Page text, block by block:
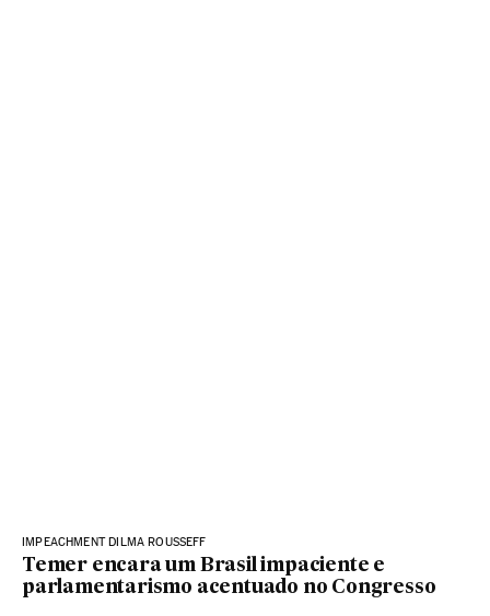
IMPEACHMENT DILMA ROUSSEFF
Temer encara um Brasil impaciente e
parlamentarismo acentuado no Congresso